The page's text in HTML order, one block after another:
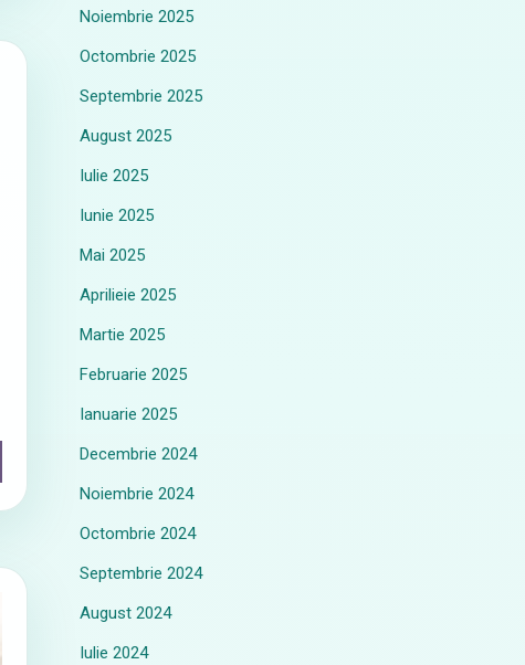
Noiembrie 2025
Octombrie 2025
Septembrie 2025
August 2025
Iulie 2025
Iunie 2025
Mai 2025
Aprilieie 2025
Martie 2025
Februarie 2025
Ianuarie 2025
Decembrie 2024
Noiembrie 2024
Octombrie 2024
Septembrie 2024
August 2024
Iulie 2024